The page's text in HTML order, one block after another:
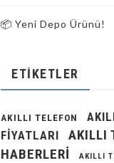
📦 Yeni Depo Ürünü!
ETIKETLER
AKILLI TELEFON
FIYATLARI
AKILLI
HABERLERI
AKILLI